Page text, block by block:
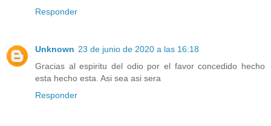
Responder
Unknown 23 de junio de 2020 a las 16:18
Gracias al espiritu del odio por el favor concedido hecho
esta hecho esta. Asi sea asi sera
Responder